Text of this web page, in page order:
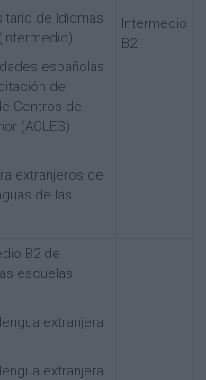
de Idiomas
españolas
de
Centros de
(ACLES)
extranjeros de
de las
Intermedio
B2
B2 de
escuelas
extranjera
extranjera